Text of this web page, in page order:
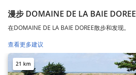
漫步 DOMAINE DE LA BAIE DOREE
在DOMAINE DE LA BAIE DOREE散步和发现。
查看更多建议
21 km